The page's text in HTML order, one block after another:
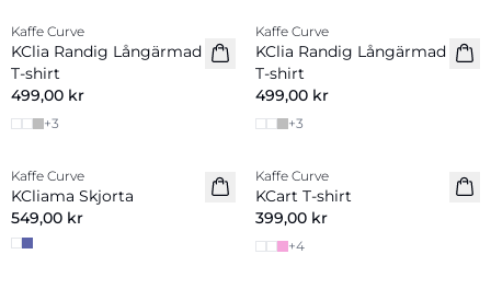
Nyhet
Kaffe Curve
KClia Randig Långärmad
T-shirt
499,00 kr
+3
Nyhet
Kaffe Curve
KClia Randig Långärmad
T-shirt
499,00 kr
+3
Nyhet
Kaffe Curve
KCliama Skjorta
549,00 kr
Kaffe Curve
KCart T-shirt
399,00 kr
+4